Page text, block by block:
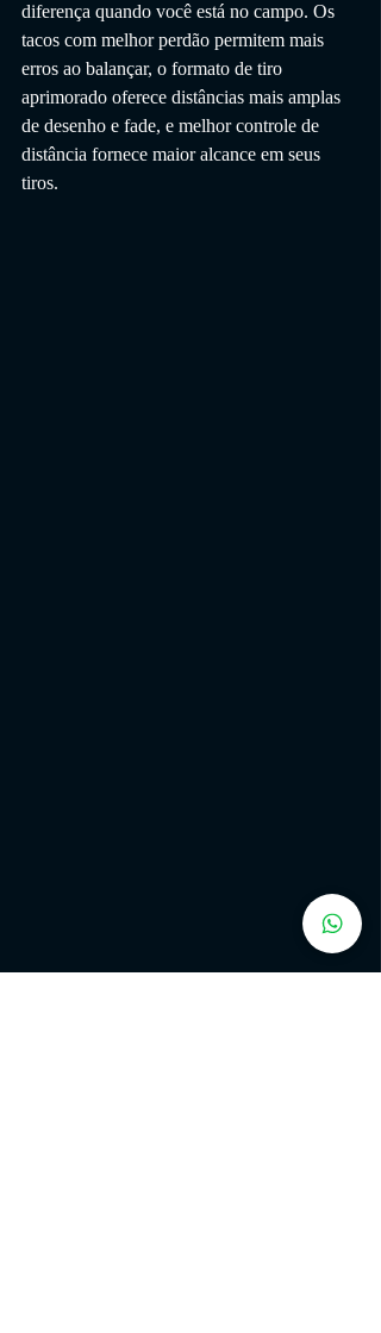
diferença quando você está no campo. Os
tacos com melhor perdão permitem mais
erros ao balançar, o formato de tiro
aprimorado oferece distâncias mais amplas
de desenho e fade, e melhor controle de
distância fornece maior alcance em seus
tiros.